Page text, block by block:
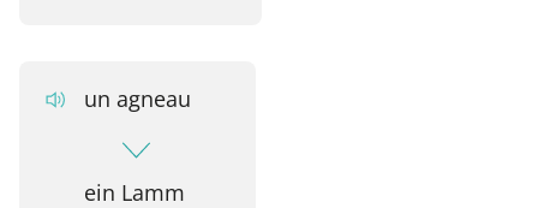
un agneau
ein Lamm